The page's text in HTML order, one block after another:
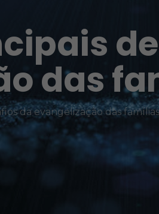
das
da evangelização das